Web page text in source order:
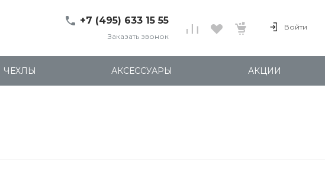
+7 (495) 633 15 55
Правды, д. 24с7
Пн-Пт: 11:00-20:00
Заказать звонок
Войти
ЧЕХЛЫ АКСЕССУАРЫ АКЦИИ